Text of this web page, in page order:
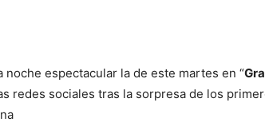
noche espectacular la de este martes en “
redes sociales tras la sorpresa de los